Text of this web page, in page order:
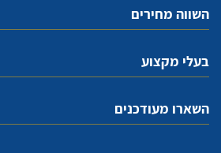
השווה מחירים
בעלי מקצוע
השארו מעודכנים